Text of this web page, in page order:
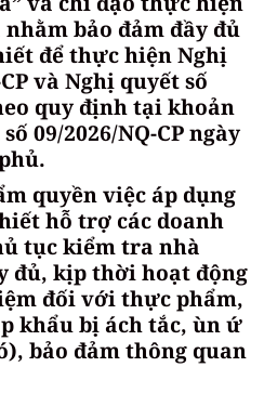
bảo đảm đầy đủ
để thực hiện Nghị
và Nghị quyết số
quy định tại khoản
09/2026/NQ-CP ngày
quyền việc áp dụng
hỗ trợ các doanh
tục kiểm tra nhà
đủ, kịp thời hoạt động
đối với thực phẩm,
khẩu bị ách tắc, ùn ứ
bảo đảm thông quan